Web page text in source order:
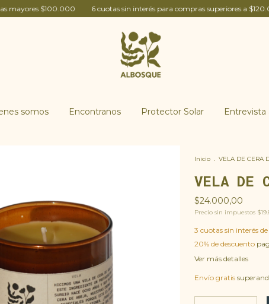
6 cuotas sin interés para compras superiores a $120.000 20%
somos Encontranos Protector Solar Entrevista
Inicio . VELA DE CERA
VELA DE
$24.000,00
Precio sin impuestos
3 cuotas sin interés de
20% de descuento
Ver más detalles
Envío gratis